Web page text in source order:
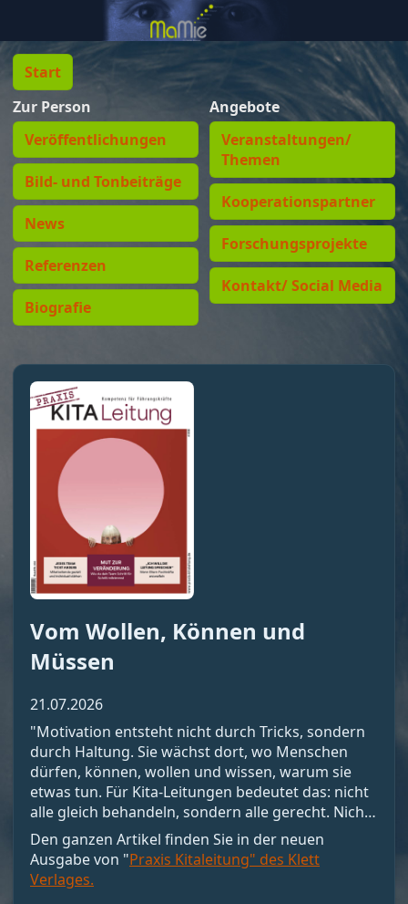
Start
Zur Person
Veröffentlichungen
Bild- und Tonbeiträge
News
Referenzen
Biografie
Angebote
Veranstaltungen/
Themen
Kooperationspartner
Forschungsprojekte
Kontakt/ Social Media
Vom Wollen, Können und
Müssen
21.07.2026
"Motivation entsteht nicht durch Tricks, sondern
durch Haltung. Sie wächst dort, wo Menschen
dürfen, können, wollen und wissen, warum sie
etwas tun. Für Kita-Leitungen bedeutet das: nicht
alle gleich behandeln, sondern alle gerecht. Nicht
motivieren, sondern Bedingungen schaffen, unter
denen Motivation entstehen kann. Nicht loben,
sondern Resonanz geben. Und vor allem:
Menschen so führen, dass sie wollen dürfen."
Den ganzen Artikel finden Sie in der neuen
Ausgabe von "Praxis Kitaleitung" des Klett
Verlages.